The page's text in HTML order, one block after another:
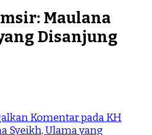
Maulana
Disanjung
Komentarpada KH
Syeikh, Ulama yang